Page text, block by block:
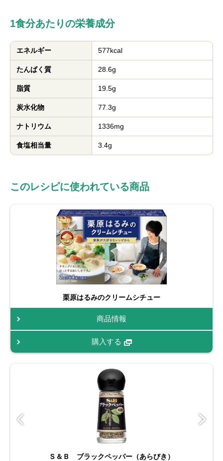
1食分あたりの栄養成分
エネルギー 577kcal
たんぱく質 28.6g
脂質 19.5g
炭水化物 77.3g
ナトリウム 1336mg
食塩相当量 3.4g
このレシピに使われている商品
栗原はるみのクリームシチュー
商品情報
購入する
Ｓ＆Ｂ ブラックペッパー（あらびき）